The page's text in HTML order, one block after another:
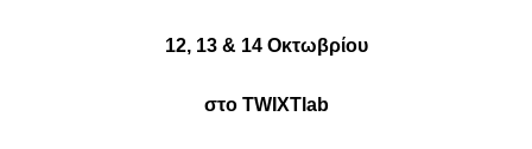
12, 13 & 14 Οκτωβρίου
στο TWIXTlab